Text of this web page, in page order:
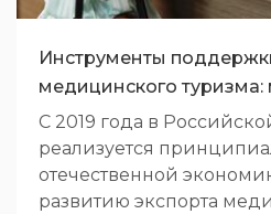
Инструменты
медицинского туризма:
С 2019 года в
реализуется
отечественной
развитию экспорта